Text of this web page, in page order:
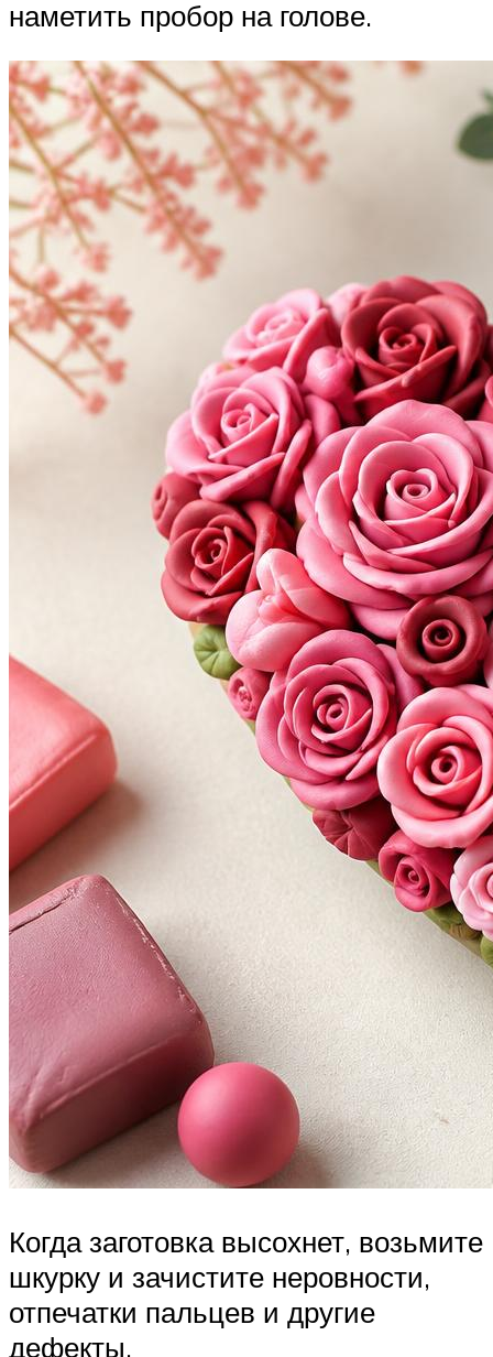
наметить пробор на голове.
Когда заготовка высохнет, возьмите
шкурку и зачистите неровности,
отпечатки пальцев и другие
дефекты.